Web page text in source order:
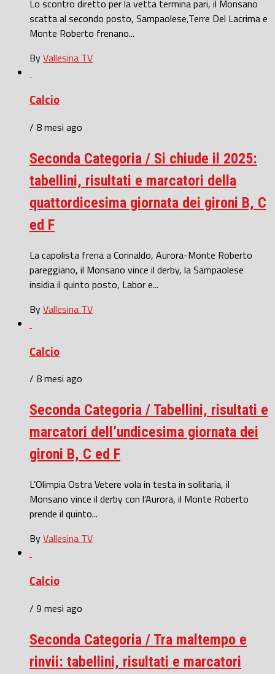
Lo scontro diretto per la vetta termina pari, il Monsano
scatta al secondo posto, Sampaolese,Terre Del Lacrima e
Monte Roberto frenano...
ByVallesina TV
Calcio
/ 8 mesi ago
Seconda Categoria / Si chiude il 2025:
tabellini, risultati e marcatori della
quattordicesima giornata dei gironi B, C
ed F
La capolista frena a Corinaldo, Aurora-Monte Roberto
pareggiano, il Monsano vince il derby, la Sampaolese
insidia il quinto posto, Labor e...
ByVallesina TV
Calcio
/ 8 mesi ago
Seconda Categoria / Tabellini, risultati e
marcatori dell’undicesima giornata dei
gironi B, C ed F
L’Olimpia Ostra Vetere vola in testa in solitaria, il
Monsano vince il derby con l’Aurora, il Monte Roberto
prende il quinto...
ByVallesina TV
Calcio
/ 9 mesi ago
Seconda Categoria / Tra maltempo e
rinvii: tabellini, risultati e marcatori